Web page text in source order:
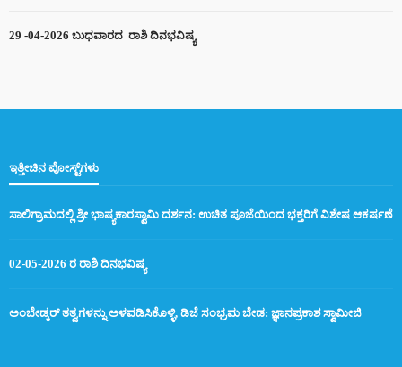
29 -04-2026 ಬುಧವಾರದ ರಾಶಿ ದಿನಭವಿಷ್ಯ
ಇತ್ತೀಚಿನ ಪೋಸ್ಟ್‌ಗಳು
ಸಾಲಿಗ್ರಾಮದಲ್ಲಿ ಶ್ರೀ ಭಾಷ್ಯಕಾರಸ್ವಾಮಿ ದರ್ಶನ: ಉಚಿತ ಪೂಜೆಯಿಂದ ಭಕ್ತರಿಗೆ ವಿಶೇಷ ಆಕರ್ಷಣೆ
02-05-2026 ರ ರಾಶಿ ದಿನಭವಿಷ್ಯ
ಅಂಬೇಡ್ಕರ್ ತತ್ವಗಳನ್ನು ಅಳವಡಿಸಿಕೊಳ್ಳಿ, ಡಿಜೆ ಸಂಭ್ರಮ ಬೇಡ: ಜ್ಞಾನಪ್ರಕಾಶ ಸ್ವಾಮೀಜಿ